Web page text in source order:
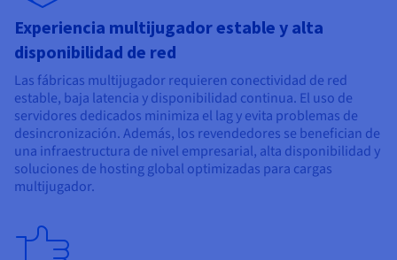
Experiencia multijugador estable y alta
disponibilidad de red
Las fábricas multijugador requieren conectividad de red
estable, baja latencia y disponibilidad continua. El uso de
servidores dedicados minimiza el lag y evita problemas de
desincronización. Además, los revendedores se benefician de
una infraestructura de nivel empresarial, alta disponibilidad y
soluciones de hosting global optimizadas para cargas
multijugador.